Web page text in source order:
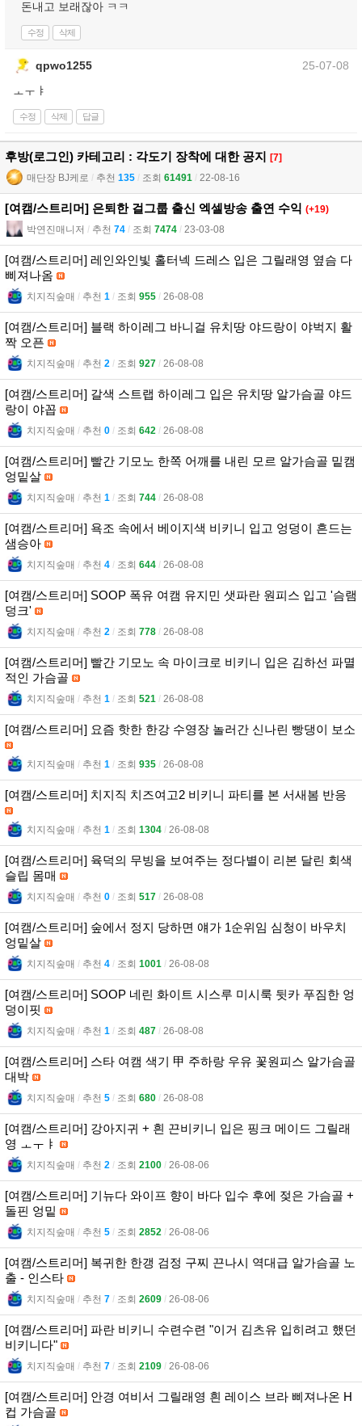
돈내고 보래잖아 ㅋㅋ
수정 삭제
qpwo1255
25-07-08
ㅗㅜㅑ
수정 삭제 답글
후방(로그인) 카테고리 : 각도기 장착에 대한 공지 [7]
매단장 BJ케로 l 추천 135 l 조회 61491 l 22-08-16
[여캠/스트리머] 은퇴한 걸그룹 출신 엑셀방송 출연 수익 (+19)
박연진매니저 l 추천 74 l 조회 7474 l 23-03-08
[여캠/스트리머] 레인와인빛 홀터넥 드레스 입은 그릴래영 옆슴 다
삐져나옴
치지직숲매 l 추천 1 l 조회 955 l 26-08-08
[여캠/스트리머] 블랙 하이레그 바니걸 유치땅 야드랑이 야벅지 활
짝 오픈
치지직숲매 l 추천 2 l 조회 927 l 26-08-08
[여캠/스트리머] 갈색 스트랩 하이레그 입은 유치땅 알가슴골 야드
랑이 야꼽
치지직숲매 l 추천 0 l 조회 642 l 26-08-08
[여캠/스트리머] 빨간 기모노 한쪽 어깨를 내린 모르 알가슴골 밑캠
엉밑살
치지직숲매 l 추천 1 l 조회 744 l 26-08-08
[여캠/스트리머] 욕조 속에서 베이지색 비키니 입고 엉덩이 흔드는
샘승아
치지직숲매 l 추천 4 l 조회 644 l 26-08-08
[여캠/스트리머] SOOP 폭유 여캠 유지민 샛파란 원피스 입고 '슴램
덩크'
치지직숲매 l 추천 2 l 조회 778 l 26-08-08
[여캠/스트리머] 빨간 기모노 속 마이크로 비키니 입은 김하선 파멸
적인 가슴골
치지직숲매 l 추천 1 l 조회 521 l 26-08-08
[여캠/스트리머] 요즘 핫한 한강 수영장 놀러간 신나린 빵댕이 보소
치지직숲매 l 추천 1 l 조회 935 l 26-08-08
[여캠/스트리머] 치지직 치즈여고2 비키니 파티를 본 서새봄 반응
치지직숲매 l 추천 1 l 조회 1304 l 26-08-08
[여캠/스트리머] 육덕의 무빙을 보여주는 정다별이 리본 달린 회색
슬립 몸매
치지직숲매 l 추천 0 l 조회 517 l 26-08-08
[여캠/스트리머] 숲에서 정지 당하면 얘가 1순위임 심청이 바우치
엉밑살
치지직숲매 l 추천 4 l 조회 1001 l 26-08-08
[여캠/스트리머] SOOP 네린 화이트 시스루 미시룩 뒷카 푸짐한 엉
덩이핏
치지직숲매 l 추천 1 l 조회 487 l 26-08-08
[여캠/스트리머] 스타 여캠 색기 甲 주하랑 우유 꽃원피스 알가슴골
대박
치지직숲매 l 추천 5 l 조회 680 l 26-08-08
[여캠/스트리머] 강아지귀 + 흰 끈비키니 입은 핑크 메이드 그릴래
영 ㅗㅜㅑ
치지직숲매 l 추천 2 l 조회 2100 l 26-08-06
[여캠/스트리머] 기뉴다 와이프 향이 바다 입수 후에 젖은 가슴골 +
돌핀 엉밑
치지직숲매 l 추천 5 l 조회 2852 l 26-08-06
[여캠/스트리머] 복귀한 한갱 검정 구찌 끈나시 역대급 알가슴골 노
출 - 인스타
치지직숲매 l 추천 7 l 조회 2609 l 26-08-06
[여캠/스트리머] 파란 비키니 수련수련 "이거 김츠유 입히려고 했던
비키니다"
치지직숲매 l 추천 7 l 조회 2109 l 26-08-06
[여캠/스트리머] 안경 여비서 그릴래영 흰 레이스 브라 삐져나온 H
컵 가슴골